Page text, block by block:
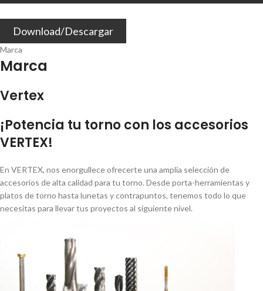
Download/Descargar
Marca
Marca
Vertex
¡Potencia tu torno con los accesorios
VERTEX!
En VERTEX, nos enorgullece ofrecerte una amplia selección de
accesorios de alta calidad para tu torno. Desde porta-herramientas y
platos de torno hasta lunetas y contrapuntos, tenemos todo lo que
necesitas para llevar tus proyectos al siguiente nivel.